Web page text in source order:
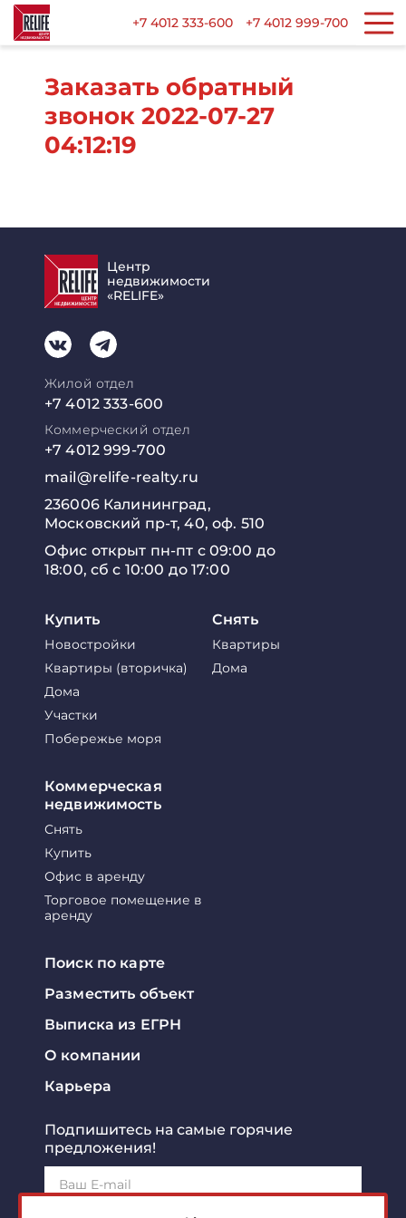
+7 4012 333-600 +7 4012 999-700
Заказать обратный
звонок 2022-07-27
04:12:19
Центр
недвижимости
«RELIFE»
Жилой отдел
+7 4012 333-600
Коммерческий отдел
+7 4012 999-700
mail@relife-realty.ru
236006 Калининград,
Московский пр-т, 40, оф. 510
Офис открыт пн-пт с 09:00 до
18:00, сб с 10:00 до 17:00
Купить
Новостройки
Квартиры (вторичка)
Дома
Участки
Побережье моря
Снять
Квартиры
Дома
Коммерческая
недвижимость
Снять
Купить
Офис в аренду
Торговое помещение в
аренду
Поиск по карте
Разместить объект
Выписка из ЕГРН
О компании
Карьера
Подпишитесь на самые горячие
предложения!